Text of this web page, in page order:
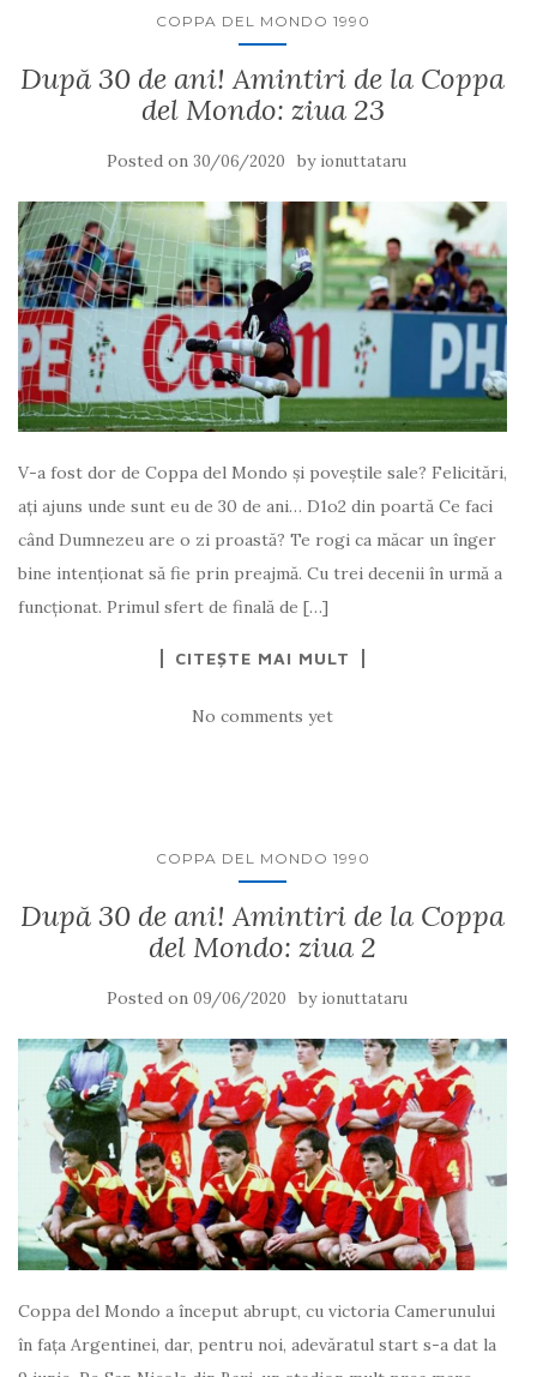
COPPA DEL MONDO 1990
După 30 de ani! Amintiri de la Coppa
del Mondo: ziua 23
Posted on 30/06/2020 by ionuttataru
V-a fost dor de Coppa del Mondo și poveștile sale? Felicitări,
ați ajuns unde sunt eu de 30 de ani… D1o2 din poartă Ce faci
când Dumnezeu are o zi proastă? Te rogi ca măcar un înger
bine intenţionat să fie prin preajmă. Cu trei decenii în urmă a
funcţionat. Primul sfert de finală de […]
CITEȘTE MAI MULT
No comments yet
COPPA DEL MONDO 1990
După 30 de ani! Amintiri de la Coppa
del Mondo: ziua 2
Posted on 09/06/2020 by ionuttataru
Coppa del Mondo a început abrupt, cu victoria Camerunului
în fața Argentinei, dar, pentru noi, adevăratul start s-a dat la